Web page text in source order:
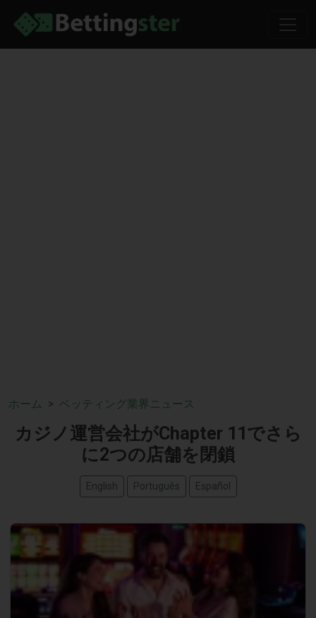
ホーム ベッティング業界ニュース
カジノ運営会社がChapter 11でさら
に2つの店舗を閉鎖
English Português Español